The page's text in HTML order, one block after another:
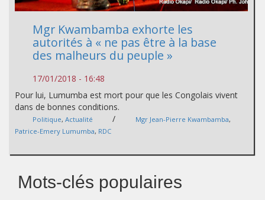
Mgr Kwambamba exhorte les
autorités à « ne pas être à la base
des malheurs du peuple »
17/01/2018 - 16:48
Pour lui, Lumumba est mort pour que les Congolais vivent
dans de bonnes conditions.
Politique, Actualité / Mgr Jean-Pierre Kwambamba,
Patrice-Emery Lumumba, RDC
Mots-clés populaires